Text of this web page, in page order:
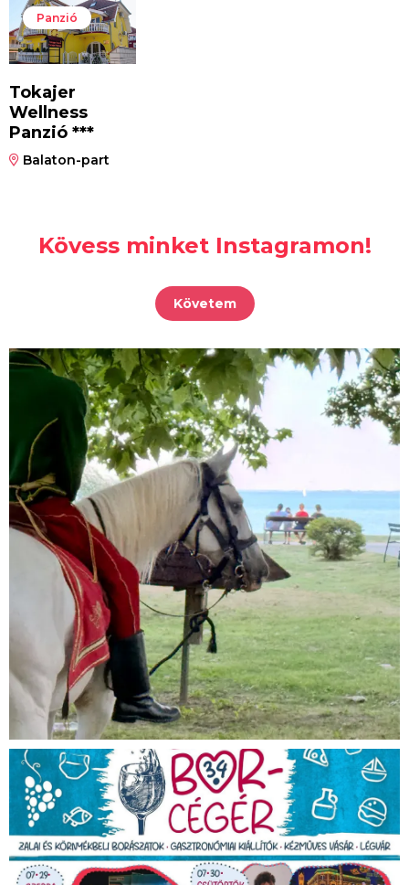
Panzió
Tokajer
Wellness
Panzió ***
Balaton-part
Kövess minket Instagramon!
Követem